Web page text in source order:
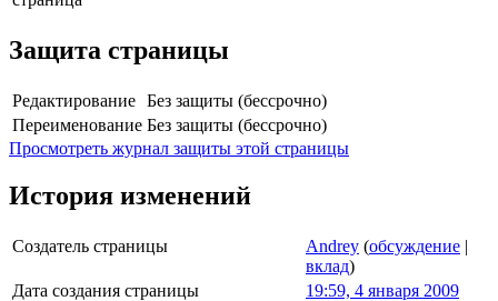
Защита страницы
Редактирование Без защиты (бессрочно)
Переименование Без защиты (бессрочно)
Просмотреть журнал защиты этой страницы
История изменений
Создатель страницы Andrey (обсуждение |
вклад)
Дата создания страницы
19:59, 4 января 2009